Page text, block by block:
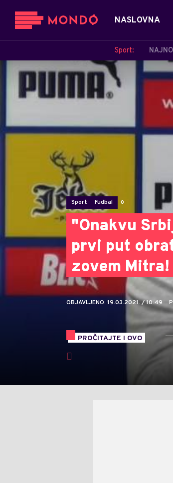
NASLOVNA
Sport:
Sport Fudbal 0
"Onakvu
prvi put
zovem Mitra!
OBJAVLJENO: 19.03.2021. / 10:49
PROČITAJTE I OVO